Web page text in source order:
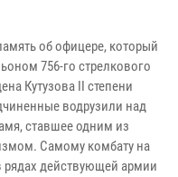
об офицере, который
756-го стрелкового
Кутузова II степени
водрузили над
ставшее одним из
Самому комбату на
рядах действующей армии